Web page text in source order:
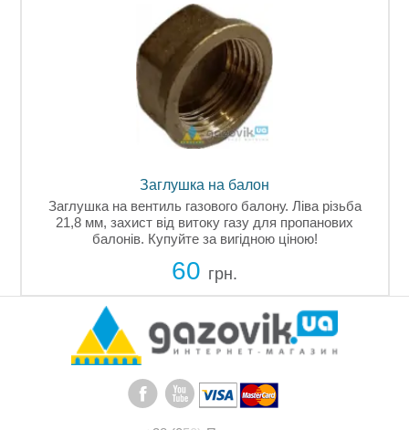
Заглушка на балон
Заглушка на вентиль газового балону. Ліва різьба
21,8 мм, захист від витоку газу для пропанових
балонів. Купуйте за вигідною ціною!
60 грн.